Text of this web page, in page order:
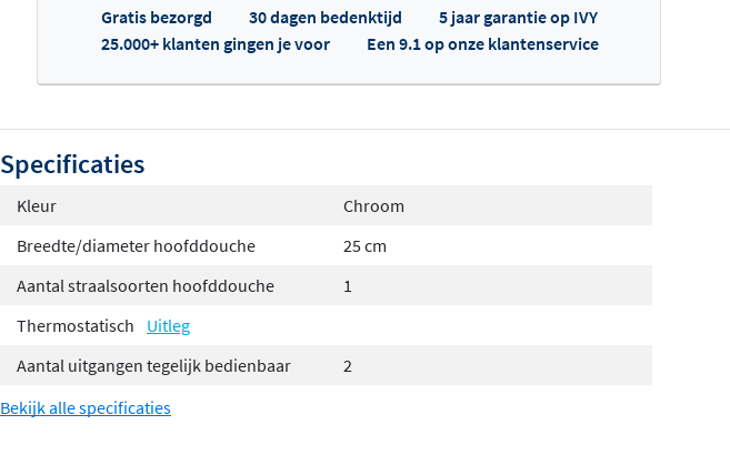
Offertes ophalen...
Gratis bezorgd 30 dagen bedenktijd
5 jaar garantie op IVY
25.000+ klanten gingen je voor
Een 9.1 op onze klantenservice
Specificaties
Kleur
Chroom
Breedte/diameter hoofddouche
25 cm
Aantal straalsoorten hoofddouche
1
Thermostatisch
Uitleg
Aantal uitgangen tegelijk bedienbaar
2
Bekijk alle specificaties